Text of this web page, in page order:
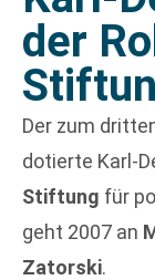
der
Der zum
dotierte Karl-
Stiftung für
geht 2007 an
Zatorski.